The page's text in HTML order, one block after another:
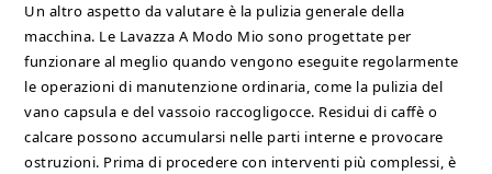
Un altro aspetto da valutare è la pulizia generale della
macchina. Le Lavazza A Modo Mio sono progettate per
funzionare al meglio quando vengono eseguite regolarmente
le operazioni di manutenzione ordinaria, come la pulizia del
vano capsula e del vassoio raccogligocce. Residui di caffè o
calcare possono accumularsi nelle parti interne e provocare
ostruzioni. Prima di procedere con interventi più complessi, è